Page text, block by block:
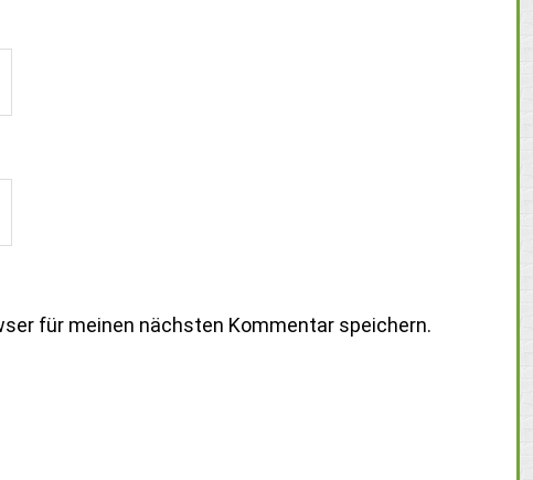
für meinen nächsten Kommentar speichern.